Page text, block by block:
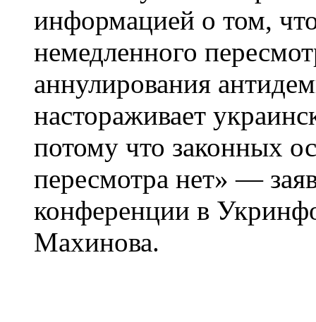
информацией о том,
немедленного
аннулирования
настораживает
потому что законных
пересмотра нет» —
конференции в
Махинова.